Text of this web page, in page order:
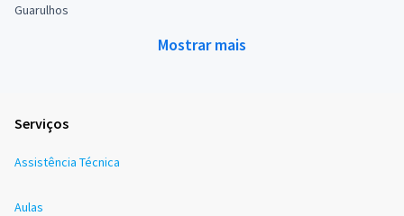
Guarulhos
Mostrar mais
Serviços
Assistência Técnica
Aulas